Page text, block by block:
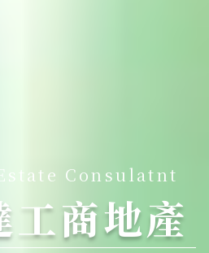
Consulatnt
工商地產